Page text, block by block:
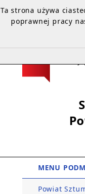
MENU
Powiat
Ta strona używa
poprawnej pracy